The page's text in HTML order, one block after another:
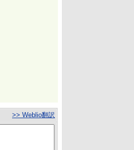
>> Weblio翻訳